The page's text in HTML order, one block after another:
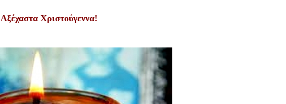
Αξέχαστα Χριστούγεννα!